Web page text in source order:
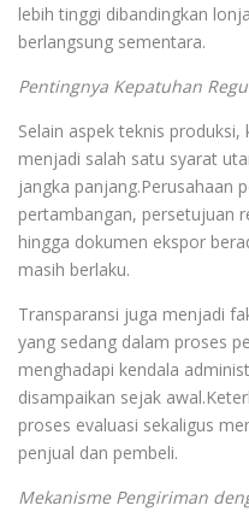
lebih tinggi dibandingkan
berlangsung sementara.
Pentingnya Kepatuhan
Selain aspek teknis
menjadi salah satu syarat
jangka panjang.Perusahaan
pertambangan, persetujuan
hingga dokumen ekspor
masih berlaku.
Transparansi juga menjadi
yang sedang dalam proses
menghadapi kendala
disampaikan sejak
proses evaluasi sekaligus
penjual dan pembeli.
Mekanisme Pengiriman